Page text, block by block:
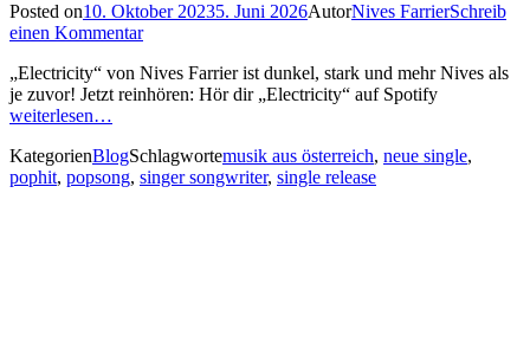
Posted on10. Oktober 20235. Juni 2026AutorNives FarrierSchreib
einen Kommentar
„Electricity“ von Nives Farrier ist dunkel, stark und mehr Nives als
je zuvor! Jetzt reinhören: Hör dir „Electricity“ auf Spotify
weiterlesen…
KategorienBlogSchlagwortemusik aus österreich, neue single,
pophit, popsong, singer songwriter, single release